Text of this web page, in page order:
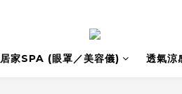
居家SPA (眼罩／美容儀) 透氣涼